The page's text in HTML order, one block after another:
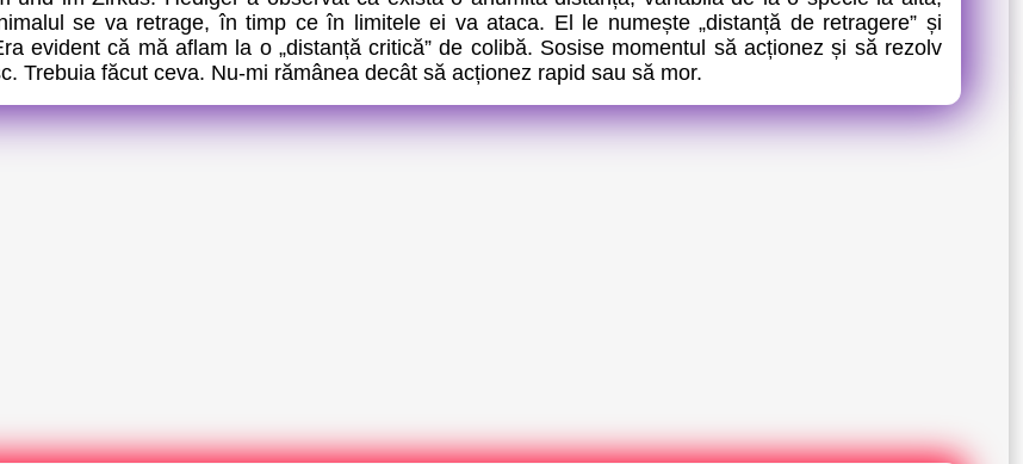
se va retrage, în timp ce în limitele ei va ataca. El le numește „distanță de retragere” și
evident că mă aflam la o „distanță critică” de colibă. Sosise momentul să acționez și să rezolv
Trebuia făcut ceva. Nu-mi rămânea decât să acționez rapid sau să mor.